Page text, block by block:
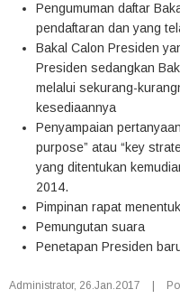
Pengumuman daftar
pendaftaran dan yang
Bakal Calon Presiden
Presiden sedangkan
melalui sekurang-
kesediaannya
Penyampaian
purpose” atau “key
yang ditentukan
2014.
Pimpinan rapat
Pemungutan suara
Penetapan Presiden
Administrator, 26.Jan.2017